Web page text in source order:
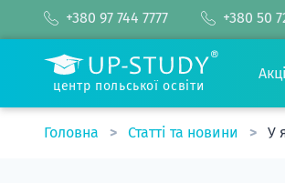
+380 97 744 7777 +380 50
центр польської освіти
Головна Статті та новини У